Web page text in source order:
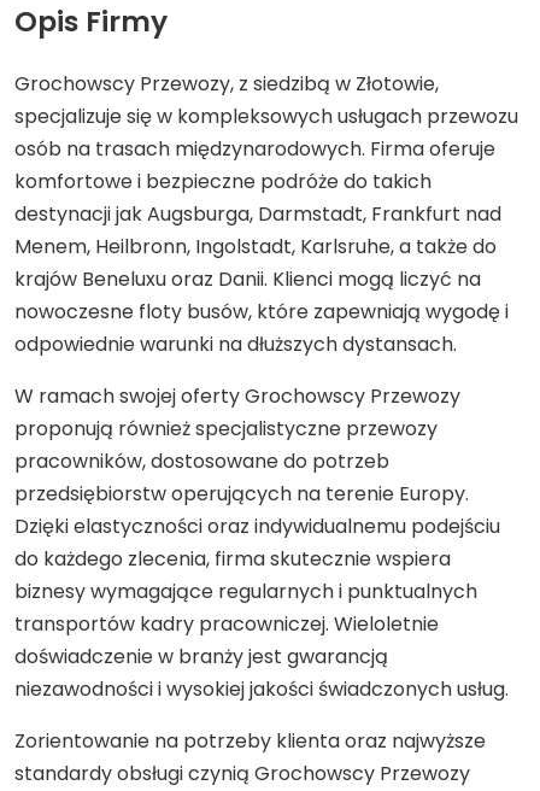
Opis Firmy
Grochowscy Przewozy, z siedzibą w Złotowie,
specjalizuje się w kompleksowych usługach przewozu
osób na trasach międzynarodowych. Firma oferuje
komfortowe i bezpieczne podróże do takich
destynacji jak Augsburga, Darmstadt, Frankfurt nad
Menem, Heilbronn, Ingolstadt, Karlsruhe, a także do
krajów Beneluxu oraz Danii. Klienci mogą liczyć na
nowoczesne floty busów, które zapewniają wygodę i
odpowiednie warunki na dłuższych dystansach.
W ramach swojej oferty Grochowscy Przewozy
proponują również specjalistyczne przewozy
pracowników, dostosowane do potrzeb
przedsiębiorstw operujących na terenie Europy.
Dzięki elastyczności oraz indywidualnemu podejściu
do każdego zlecenia, firma skutecznie wspiera
biznesy wymagające regularnych i punktualnych
transportów kadry pracowniczej. Wieloletnie
doświadczenie w branży jest gwarancją
niezawodności i wysokiej jakości świadczonych usług.
Zorientowanie na potrzeby klienta oraz najwyższe
standardy obsługi czynią Grochowscy Przewozy